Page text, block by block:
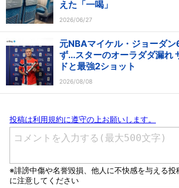
えた「一喝」
2026/06/27
元NBAマイケル・ジョーダ
ず...スターのオーラダダ漏れ
ドと最強2ショット
2026/08/08